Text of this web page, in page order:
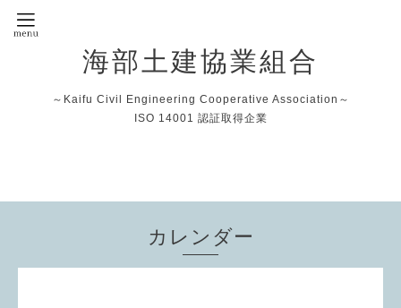
海部土建協業組合
～Kaifu Civil Engineering Cooperative Association～
ISO 14001 認証取得企業
カレンダー